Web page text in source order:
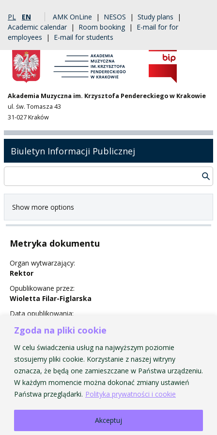
Zgoda na pliki cookie
W celu świadczenia usług na najwyższym poziomie
stosujemy pliki cookie. Korzystanie z naszej witryny
oznacza, że będą one zamieszczane w Państwa urządzeniu.
W każdym momencie można dokonać zmiany ustawień
Państwa przeglądarki. Polityka prywatności i cookie
Akceptuj
PL EN AMK OnLine | NESOS | Study plans |
Academic calendar | Room booking | E-mail for for
employees | E-mail for students
Akademia Muzyczna im. Krzysztofa Pendereckiego w Krakowie
ul. św. Tomasza 43
31-027 Kraków
Biuletyn Informacji Publicznej
Show more options
Metryka dokumentu
Organ wytwarzający:
Rektor
Opublikowane przez:
Wioletta Filar-Figlarska
Data opublikowania:
Nie obowiązuje
Strona Główna AMKP Strona Główna BIP